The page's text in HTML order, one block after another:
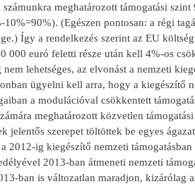
meghatározott támogatási
(Egészen pontosan: a régi
Így a rendelkezés szerint az EU
000 euró feletti része után kell 4%-os
lehetséges, az elvonást a nemzeti
ügyelni kell arra, hogy a kiegészítő
a modulációval csökkentett
meghatározott közvetlen
jelentős szerepet töltöttek be egyes
2012-ig kiegészítő nemzeti
2013-ban átmeneti nemzeti
ban is változatlan maradjon, kizárólag